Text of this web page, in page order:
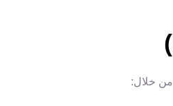
من خلال: